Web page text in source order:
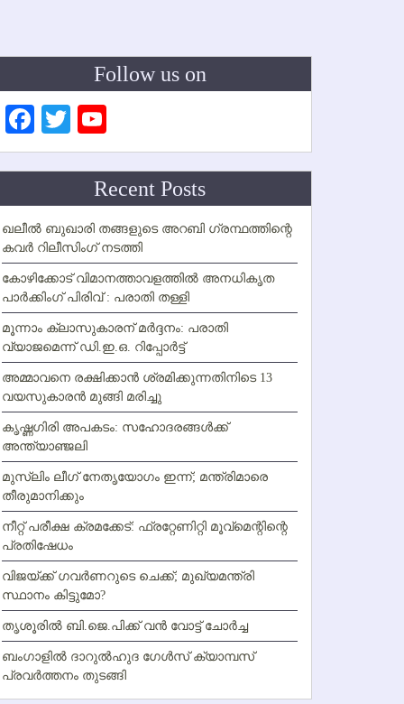
Follow us on
Facebook
Twitter
Channel
Recent Posts
ഖലീല്‍ ബുഖാരി തങ്ങളുടെ അറബി ഗ്രന്ഥത്തിന്റെ
കവര്‍ റിലീസിംഗ് നടത്തി
കോഴിക്കോട് വിമാനത്താവളത്തില്‍ അനധികൃത
പാര്‍ക്കിംഗ് പിരിവ് : പരാതി തള്ളി
മൂന്നാം ക്ലാസുകാരന് മര്‍ദ്ദനം: പരാതി
വ്യാജമെന്ന് ഡി.ഇ.ഒ. റിപ്പോര്‍ട്ട്
അമ്മാവനെ രക്ഷിക്കാന്‍ ശ്രമിക്കുന്നതിനിടെ 13
വയസുകാരന്‍ മുങ്ങി മരിച്ചു
കൃഷ്ണഗിരി അപകടം: സഹോദരങ്ങള്‍ക്ക്
അന്ത്യാഞ്ജലി
മുസ്ലിം ലീഗ് നേതൃയോഗം ഇന്ന്; മന്ത്രിമാരെ
തീരുമാനിക്കും
നീറ്റ് പരീക്ഷ ക്രമക്കേട്: ഫ്രറ്റേണിറ്റി മൂവ്‌മെന്റിന്റെ
പ്രതിഷേധം
വിജയ്ക്ക് ഗവര്‍ണറുടെ ചെക്ക്; മുഖ്യമന്ത്രി
സ്ഥാനം കിട്ടുമോ?
തൃശൂരില്‍ ബി.ജെ.പിക്ക് വന്‍ വോട്ട് ചോര്‍ച്ച
ബംഗാളില്‍ ദാറുല്‍ഹുദ ഗേള്‍സ് ക്യാമ്പസ്
പ്രവര്‍ത്തനം തുടങ്ങി